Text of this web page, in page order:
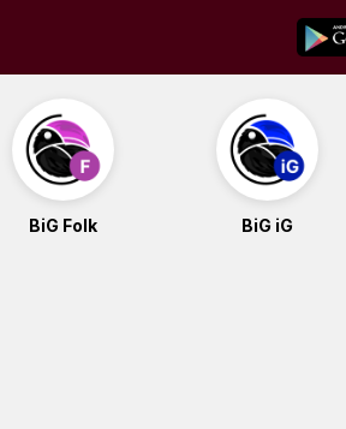
BiG Folk BiG iG